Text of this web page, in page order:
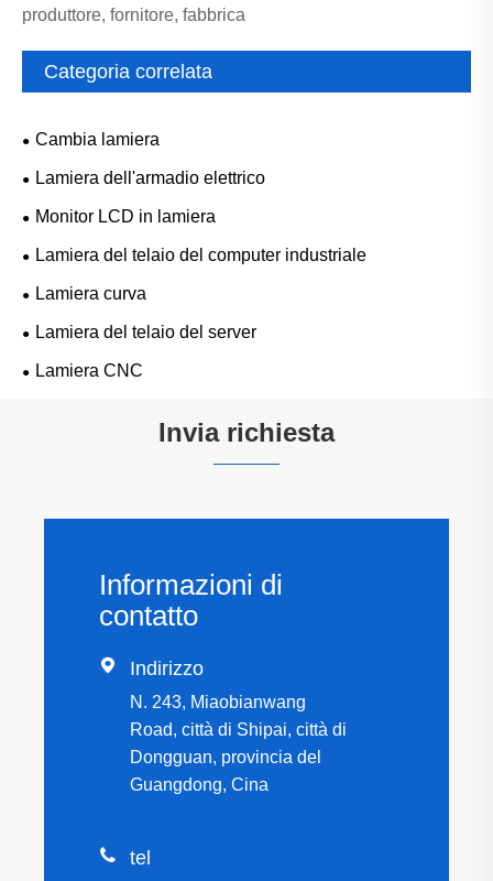
produttore, fornitore, fabbrica
Categoria correlata
Cambia lamiera
Lamiera dell'armadio elettrico
Monitor LCD in lamiera
Lamiera del telaio del computer industriale
Lamiera curva
Lamiera del telaio del server
Lamiera CNC
Invia richiesta
Informazioni di
contatto
 Indirizzo
N. 243, Miaobianwang
Road, città di Shipai, città di
Dongguan, provincia del
Guangdong, Cina
 tel